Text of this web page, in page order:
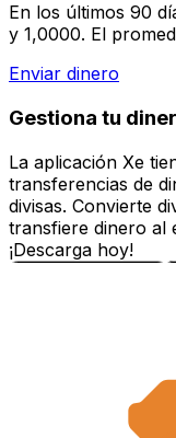
En los últimos 90
y 1,0000. El
Enviar dinero
Gestiona tu
La aplicación Xe
transferencias de
divisas. Convierte
transfiere dinero al
¡Descarga hoy!